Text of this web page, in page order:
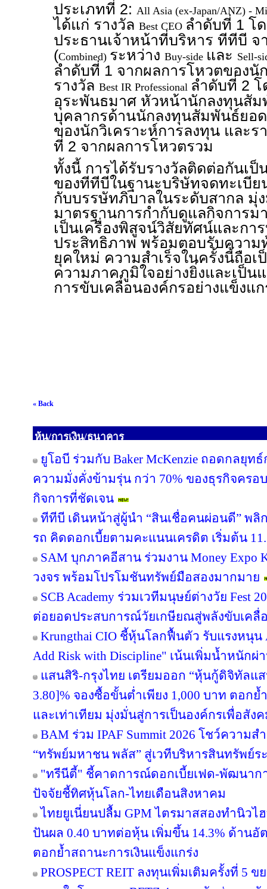
ประเภทที่ 2: All Asia (ex-Japan/ANZ) -
ได้แก่ รางวัล Best CEO ลำดับที่ 1 โ
ประธานเจ้าหน้าที่บริหาร ทีทีบี จ
(Combined) ระหว่าง Buy-side และ Sell-
ลำดับที่ 1 จากผลการโหวตของนั
รางวัล Best IR Professional ลำดับที่ 2 โ
อุระพันธมาศ หัวหน้านักลงทุนสั
บุคลากรด้านนักลงทุนสัมพันธ์ยอ
ของนักวิเคราะห์การลงทุน และร
ที่ 2 จากผลการโหวตรวม
ทั้งนี้ การได้รับรางวัลติดต่อกันเ
ของทีทีบีในฐานะบริษัทจดทะเบี
กับบรรษัทภิบาลในระดับสากล
มาตรฐานการกำกับดูแลกิจการม
เป็นเครื่องพิสูจน์วิสัยทัศน์และกา
ประสิทธิภาพ พร้อมตอบรับความ
ยุคใหม่ ความสำเร็จในครั้งนี้ถือเ
ความภาคภูมิใจอย่างยิ่งและเป็น
การขับเคลื่อนองค์กรอย่างแข็งแ
« Back
หุ้น/การเงิน/ธนาคาร
ยูโอบี ร่วมกับ Baker McKenzie ถอดกลยุท
ความมั่งคั่งข้ามรุ่น กว่า 70% ของธุรกิจคร
กิจการที่ชัดเจน
ทีทีบี เดินหน้าสู่ผู้นำ “สินเชื่อคนผ่อนดี” พลิ
รถ คิดดอกเบี้ยตามคะแนนเครดิต เริ่มต้น
SAM บุกภาคอีสาน ร่วมงาน Money Expo
วงจร พร้อมโปรโมชันทรัพย์มือสองมากมาย
SCB Academy ร่วมเวทีมนุษย์ต่างวัย Fest
ต่อยอดประสบการณ์วัยเกษียณสู่พลังขับเคลื่
Krungthai CIO ชี้หุ้นโลกฟื้นตัว รับแรงหนุน
Add Risk with Discipline" เน้นเพิ่มน้ำหนักผ่
แสนสิริ-กรุงไทย เตรียมออก “หุ้นกู้ดิจิทัลแ
3.80]% จองซื้อขั้นต่ำเพียง 1,000 บาท ตอก
และเท่าเทียม มุ่งมั่นสู่การเป็นองค์กรเพื่อสัง
BAM ร่วม IPAF Summit 2026 โชว์ความส
“ทรัพย์มหาชน พลัส” สู่เวทีบริหารสินทรัพย์ร
"ทรีนีตี้" ชี้คาดการณ์ดอกเบี้ยเฟด-พัฒนาก
ปัจจัยชี้ทิศหุ้นโลก-ไทยเดือนสิงหาคม
ไทยยูเนี่ยนปลื้ม GPM ไตรมาสสองทำนิวไ
ปันผล 0.40 บาทต่อหุ้น เพิ่มขึ้น 14.3% ด้านอั
ตอกย้ำสถานะการเงินแข็งแกร่ง
PROSPECT REIT ลงทุนเพิ่มเติมครั้งที่ 5